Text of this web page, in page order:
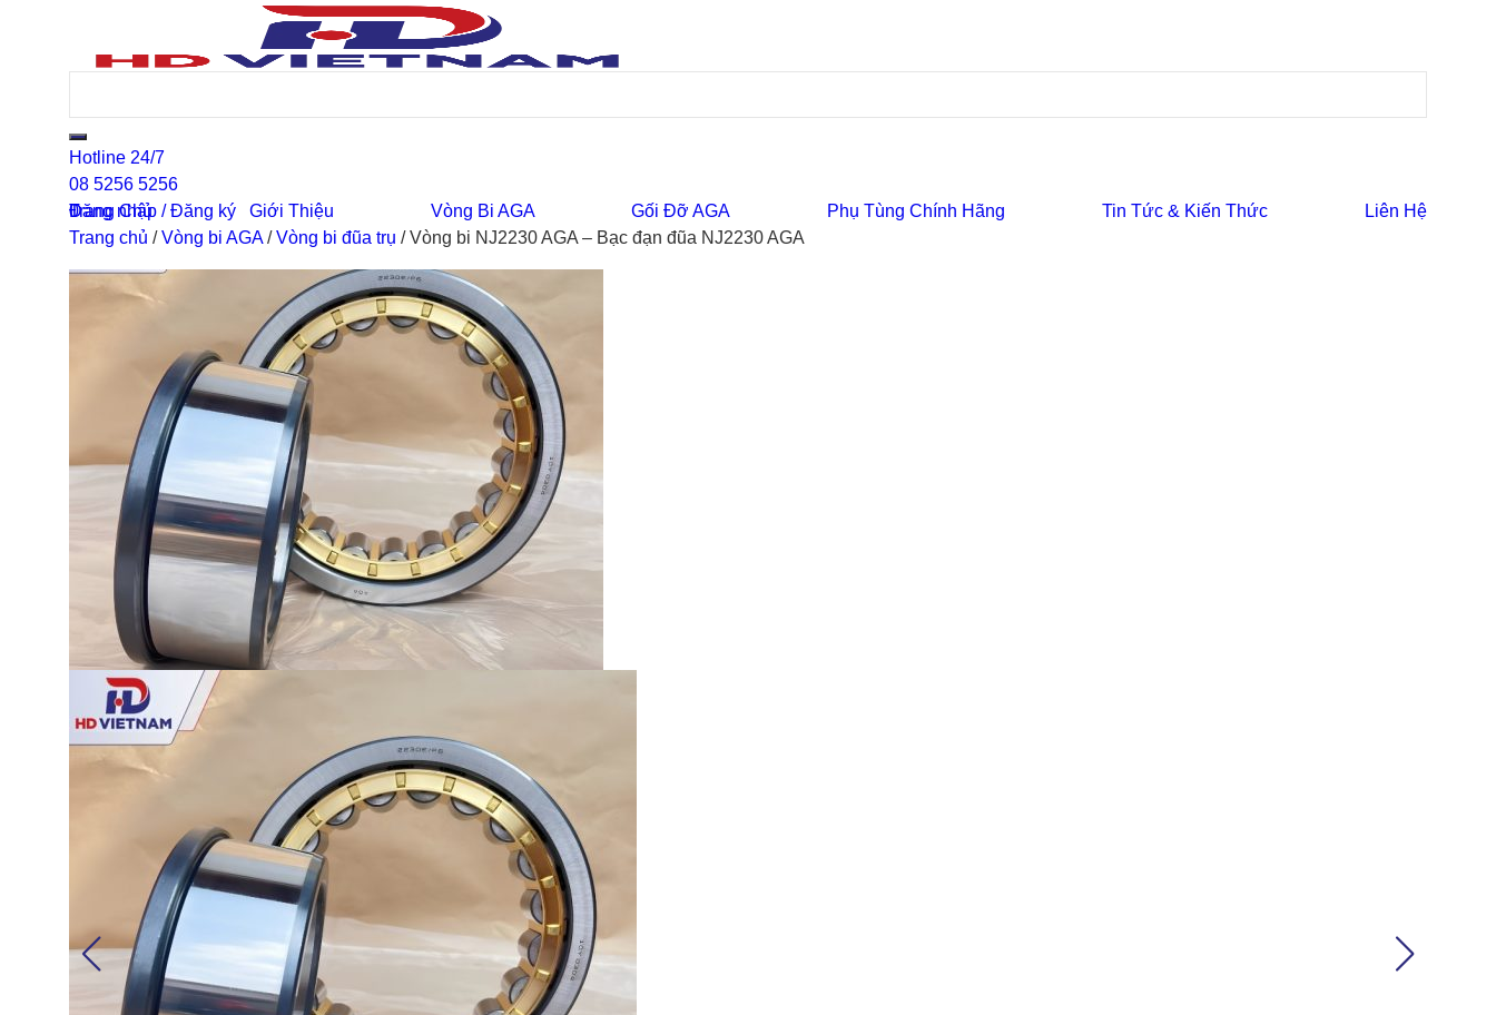
Hotline 24/7
08 5256 5256
0
Đăng nhập / Đăng ký
Trang Chủ Giới Thiệu Vòng Bi AGA Gối Đỡ AGA Phụ Tùng Chính Hãng Tin Tức & Kiến Thức
Liên Hệ
Trang chủ /Vòng bi AGA/Vòng bi đũa trụ /Vòng bi NJ2230 AGA – Bạc đạn đũa NJ2230 AGA